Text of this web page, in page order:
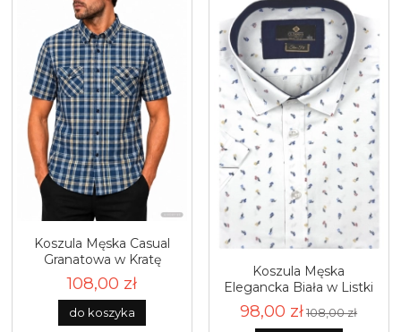
Koszula Męska Casual
Granatowa w Kratę
Regular Formax R482
108,00 zł
do koszyka
Koszula Męska
Elegancka Biała w Listki
Slim Fit Classo R428
98,00 zł108,00 zł